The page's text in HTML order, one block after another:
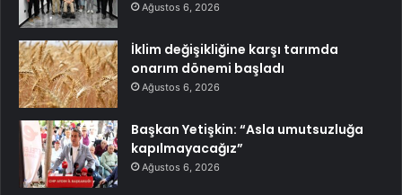
Ağustos 6, 2026
İklim değişikliğine karşı tarımda
onarım dönemi başladı
Ağustos 6, 2026
Başkan Yetişkin: “Asla umutsuzluğa
kapılmayacağız”
Ağustos 6, 2026